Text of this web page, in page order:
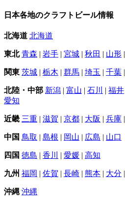
日本各地のクラフトビール情報
北海道 北海道
東北 青森 | 岩手 | 宮城 | 秋田 | 山形 |
関東 茨城 | 栃木 | 群馬 | 埼玉 | 千葉 |
北陸・中部 新潟 | 富山 | 石川 | 福井
愛知
近畿 三重 | 滋賀 | 京都 | 大阪 | 兵庫 |
中国 鳥取 | 島根 | 岡山 | 広島 | 山口
四国 徳島 | 香川 | 愛媛 | 高知
九州 福岡 | 佐賀 | 長崎 | 熊本 | 大分 |
沖縄 沖縄